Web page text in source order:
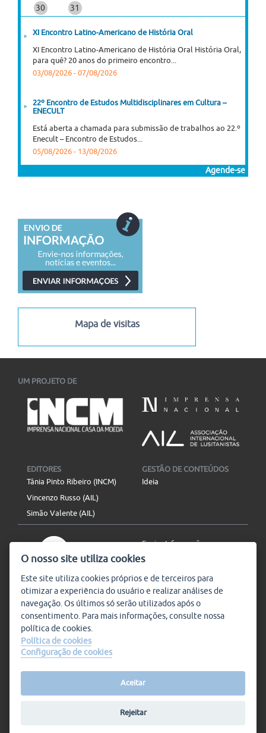
30
31
XI Encontro Latino-Americano de História Oral
XI Encontro Latino-Americano de História Oral História Oral,
para quê? 20 anos do primeiro encontro...
03/08/2026 - 07/08/2026
22º Encontro de Estudos Multidisciplinares em Cultura –
ENECULT
Está aberta a chamada para submissão de trabalhos ao 22.º
Enecult – Encontro de Estudos...
05/08/2026 - 13/08/2026
Viagem, Ficção, Figuras", disponibilizado gratuitamente...
02/08/2026
18/12/2026
I Congresso Internacional Saramago Vive! em Belo Horizonte
I Congresso Internacional Saramago Vive! reúne estudiosos
das literaturas de língua portuguesa em Belo Horizonte...
Agende-se
Mapa de visitas
UM PROJETO DE
EDITORES
Tânia Pinto Ribeiro (INCM)
Vincenzo Russo (AIL)
Simão Valente (AIL)
GESTÃO DE CONTEÚDOS
Ideia
Subscrever
Enviar Informação
Aviso Legal
Mapa do site
SIGA-NOS
Condições de Utilização
O nosso site utiliza cookies
Este site utilizacookies próprios e de terceiros para
otimizar a experiência do usuário e realizar análises de
navegação. Os últimos só serão utilizados após o
consentimento. Para mais informações, consulte nossa
política decookies
Política de cookies
Configuração de cookies
Aceitar
Rejeitar